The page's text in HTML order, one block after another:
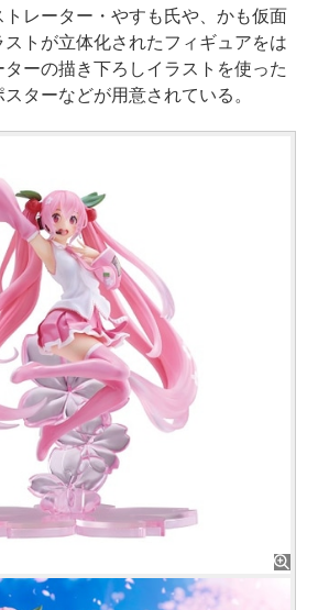
レーター・やすも氏や、かも仮面
トが立体化されたフィギュアをは
ターの描き下ろしイラストを使った
ターなどが用意されている。